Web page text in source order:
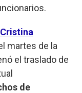
martes de la
el traslado de
de